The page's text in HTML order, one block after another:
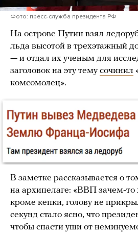
Фото: пресс-служба президента РФ
На острове Путин взял
льда высотой в трехэтажный
— и отдал их ученым для
заголовок на эту темусочинил
комсомолец».
В заметке рассказывается о
на архипелаге: «ВВП зачем-то
кроме кепки, голову не
секунд стало ясно, что
чтобы спасти уши от